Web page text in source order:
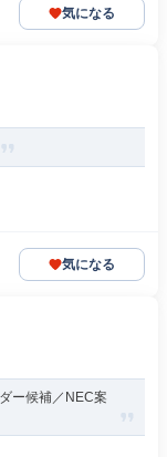
気になる
気になる
ー候補／NEC案